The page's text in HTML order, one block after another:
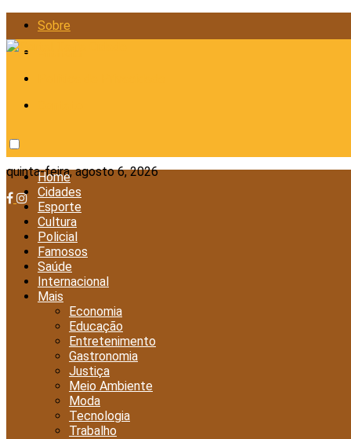
Sobre
quinta-feira, agosto 6, 2026
Home
Cidades
Esporte
Cultura
Policial
Famosos
Saúde
Internacional
Mais
Economia
Educação
Entretenimento
Gastronomia
Justiça
Meio Ambiente
Moda
Tecnologia
Trabalho